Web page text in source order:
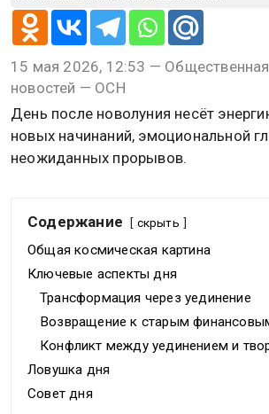
15 мая 2026, 12:53 —
новостей — ОСН
День после новолуния несёт
новых начинаний, эмоциональной
неожиданных прорывов.
Содержание скрыть
Общая космическая картина
Ключевые аспекты дня
Трансформация через уединение
Возвращение к старым
Конфликт между уединением и
Ловушка дня
Совет дня